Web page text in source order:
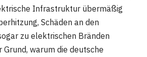
Infrastruktur übermäßig
Schäden an den
zu elektrischen Bränden
Grund, warum die deutsche